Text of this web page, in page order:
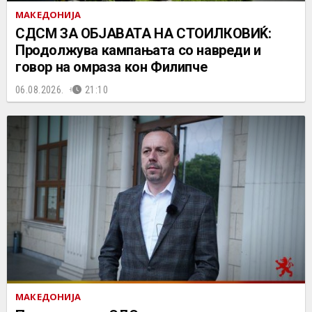
МАКЕДОНИЈА
СДСМ ЗА ОБЈАВАТА НА СТОИЛКОВИЌ:
Продолжува кампањата со навреди и
говор на омраза кон Филипче
06.08.2026. 21:10
МАКЕДОНИЈА